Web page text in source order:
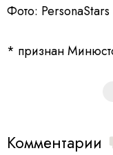
Фото: PersonaStars
* признан
Комментарии